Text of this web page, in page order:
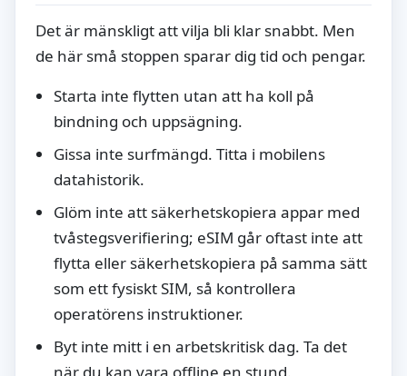
Det är mänskligt att vilja bli klar snabbt. Men
de här små stoppen sparar dig tid och pengar.
Starta inte flytten utan att ha koll på
bindning och uppsägning.
Gissa inte surfmängd. Titta i mobilens
datahistorik.
Glöm inte att säkerhetskopiera appar med
tvåstegsverifiering; eSIM går oftast inte att
flytta eller säkerhetskopiera på samma sätt
som ett fysiskt SIM, så kontrollera
operatörens instruktioner.
Byt inte mitt i en arbetskritisk dag. Ta det
när du kan vara offline en stund.